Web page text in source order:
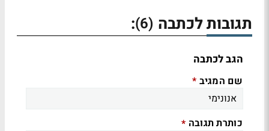
תגובות לכתבה (6)
:
הגב לכתבה
שם המגיב *
כותרת תגובה *